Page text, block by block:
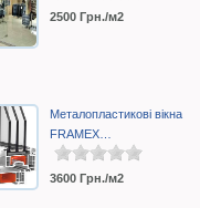
2500 Грн./м2
Металопластикові вікна
FRAMEX…
3600 Грн./м2